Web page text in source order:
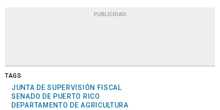
PUBLICIDAD
TAGS
JUNTA DE SUPERVISIÓN FISCAL
SENADO DE PUERTO RICO
DEPARTAMENTO DE AGRICULTURA